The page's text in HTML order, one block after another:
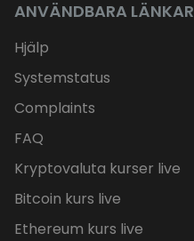
ANVÄNDBARA LÄNKAR
Hjälp
Systemstatus
Complaints
FAQ
Kryptovaluta kurser live
Bitcoin kurs live
Ethereum kurs live